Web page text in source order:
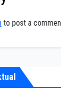
to post a